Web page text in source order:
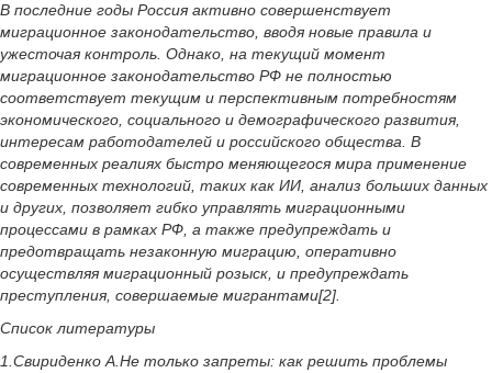
В последние годы Россия активно совершенствует
миграционное законодательство, вводя новые правила и
ужесточая контроль. Однако, на текущий момент
миграционное законодательство РФ не полностью
соответствует текущим и перспективным потребностям
экономического, социального и демографического развития,
интересам работодателей и российского общества. В
современных реалиях быстро меняющегося мира применение
современных технологий, таких как ИИ, анализ больших данных
и других, позволяет гибко управлять миграционными
процессами в рамках РФ, а также предупреждать и
предотвращать незаконную миграцию, оперативно
осуществляя миграционный розыск, и предупреждать
преступления, совершаемые мигрантами[2].
Список литературы
1.Свириденко А.Не только запреты: как решить проблемы